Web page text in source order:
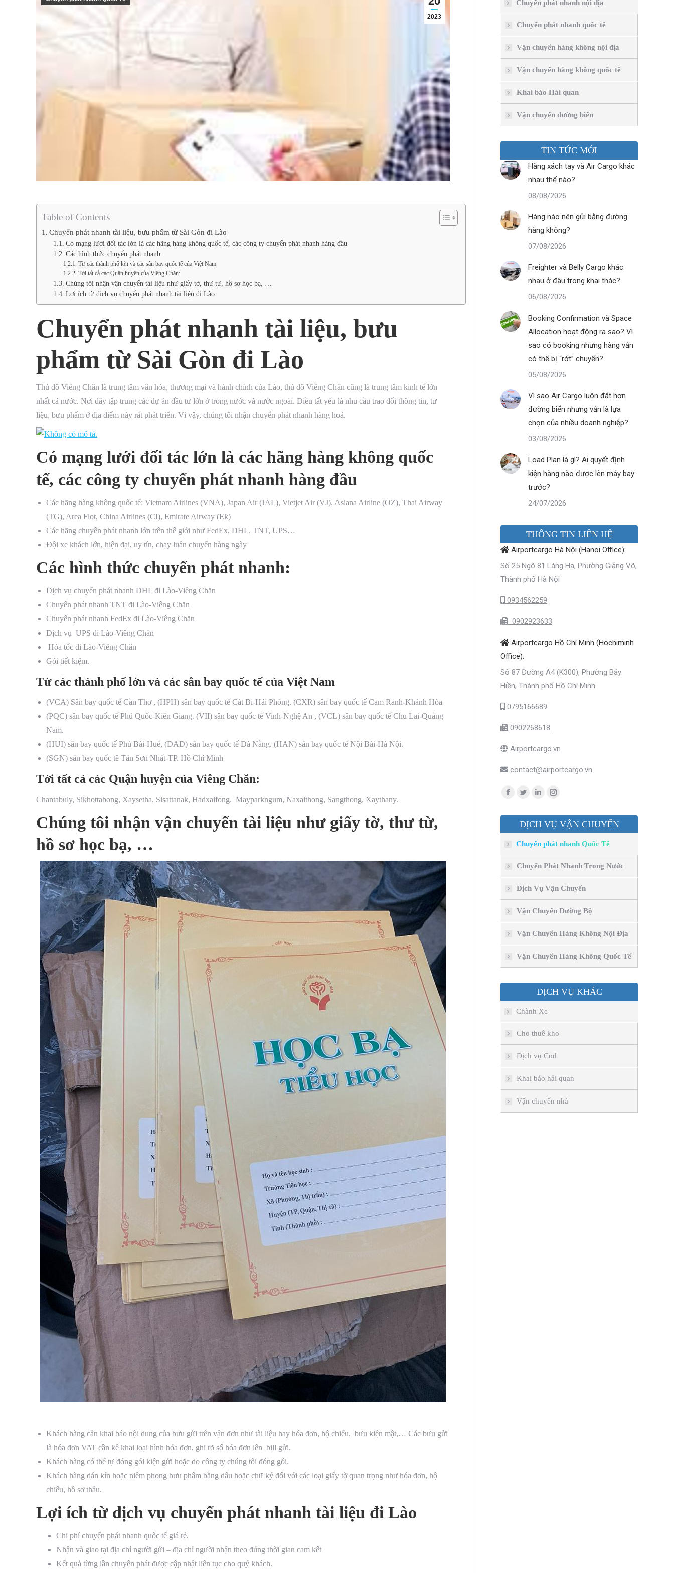
2023
Table of Contents
Chuyển phát nhanh tài liệu, bưu phẩm từ Sài Gòn đi Lào
Có mạng lưới đối tác lớn là các hãng hàng không quốc tế, các công ty chuyển phát nhanh hàng đầu
Các hình thức chuyển phát nhanh:
Từ các thành phố lớn và các sân bay quốc tế của Việt Nam
Tới tất cả các Quận huyện của Viêng Chăn:
Chúng tôi nhận vận chuyển tài liệu như giấy tờ, thư từ, hồ sơ học bạ, …
Lợi ích từ dịch vụ chuyển phát nhanh tài liệu đi Lào
Chuyển phát nhanh tài liệu, bưu
phẩm từ Sài Gòn đi Lào
Thủ đô Viêng Chăn là trung tâm văn hóa, thương mại và hành chính của Lào, thủ đô Viêng Chăn cũng là trung tâm kinh tế lớn
nhất cả nước. Nơi đây tập trung các dự án đầu tư lớn ở trong nước và nước ngoài. Điều tất yếu là nhu cầu trao đổi thông tin, tư
liệu, bưu phẩm ở địa điểm này rất phát triển. Vì vậy, chúng tôi nhận chuyển phát nhanh hàng hoá.
Có mạng lưới đối tác lớn là các hãng hàng không quốc
tế, các công ty chuyển phát nhanh hàng đầu
Các hãng hàng không quốc tế: Vietnam Airlines (VNA), Japan Air (JAL), Vietjet Air (VJ), Asiana Airline (OZ), Thai Airway
(TG), Area Flot, China Airlines (CI), Emirate Airway (Ek)
Các hãng chuyển phát nhanh lớn trên thế giới như FedEx, DHL, TNT, UPS…
Đội xe khách lớn, hiện đại, uy tín, chạy luân chuyển hàng ngày
Các hình thức chuyển phát nhanh:
Dịch vụ chuyển phát nhanh DHL đi Lào-Viêng Chăn
Chuyển phát nhanh TNT đi Lào-Viêng Chăn
Chuyển phát nhanh FedEx đi Lào-Viêng Chăn
Dịch vụ UPS đi Lào-Viêng Chăn
Hỏa tốc đi Lào-Viêng Chăn
Gói tiết kiệm.
Từ các thành phố lớn và các sân bay quốc tế của Việt Nam
(VCA) Sân bay quốc tế Cần Thơ , (HPH) sân bay quốc tế Cát Bi-Hải Phòng. (CXR) sân bay quốc tế Cam Ranh-Khánh Hòa
(PQC) sân bay quốc tế Phú Quốc-Kiên Giang. (VII) sân bay quốc tế Vinh-Nghệ An , (VCL) sân bay quốc tế Chu Lai-Quảng
Nam.
(HUI) sân bay quốc tế Phú Bài-Huế, (DAD) sân bay quốc tế Đà Nẵng. (HAN) sân bay quốc tế Nội Bài-Hà Nội.
(SGN) sân bay quốc tê Tân Sơn Nhất-TP. Hồ Chí Minh
Tới tất cả các Quận huyện của Viêng Chăn:
Chantabuly, Sikhottabong, Xaysetha, Sisattanak, Hadxaifong. Mayparkngum, Naxaithong, Sangthong, Xaythany.
Chúng tôi nhận vận chuyển tài liệu như giấy tờ, thư từ,
hồ sơ học bạ, …
Khách hàng cần khai báo nội dung của bưu gửi trên vận đơn như tài liệu hay hóa đơn, hộ chiếu, bưu kiện mật,… Các bưu gửi
là hóa đơn VAT cần kê khai loại hình hóa đơn, ghi rõ số hóa đơn lên bill gửi.
Khách hàng có thể tự đóng gói kiện gửi hoặc do công ty chúng tôi đóng gói.
Khách hàng dán kín hoặc niêm phong bưu phẩm bằng dấu hoặc chữ ký đối với các loại giấy tờ quan trọng như hóa đơn, hộ
chiếu, hồ sơ thầu.
Lợi ích từ dịch vụ chuyển phát nhanh tài liệu đi Lào
Chi phí chuyển phát nhanh quốc tế giá rẻ.
Nhận và giao tại địa chỉ người gửi – địa chỉ người nhận theo đúng thời gian cam kết
Kết quả từng lần chuyển phát được cập nhật liên tục cho quý khách.
Chuyển phát nhanh nội địa
Chuyển phát nhanh quốc tế
Vận chuyển hàng không nội địa
Vận chuyển hàng không quốc tế
Khai báo Hải quan
Vận chuyển đường biển
TIN TỨC MỚI
Hàng xách tay và Air Cargo khác
nhau thế nào?
08/08/2026
Hàng nào nên gửi bằng đường
hàng không?
07/08/2026
Freighter và Belly Cargo khác
nhau ở đâu trong khai thác?
06/08/2026
Booking Confirmation và Space
Allocation hoạt động ra sao? Vì
sao có booking nhưng hàng vẫn
có thể bị “rớt” chuyến?
05/08/2026
Vì sao Air Cargo luôn đắt hơn
đường biển nhưng vẫn là lựa
chọn của nhiều doanh nghiệp?
03/08/2026
Load Plan là gì? Ai quyết định
kiện hàng nào được lên máy bay
trước?
24/07/2026
THÔNG TIN LIÊN HỆ
Airportcargo Hà Nội (Hanoi Office):
Số 25 Ngõ 81 Láng Hạ, Phường Giảng Võ,
Thành phố Hà Nội
0934562259
0902923633
Airportcargo Hồ Chí Minh (Hochiminh
Office):
Số 87 Đường A4 (K300), Phường Bảy
Hiền, Thành phố Hồ Chí Minh
0795166689
0902268618
Airportcargo.vn
contact@airportcargo.vn
Find us on:
Facebook
opens
window
Twitter
opens
new
window
Linkedin
opens
new
window
Instagram
opens
window
DỊCH VỤ VẬN CHUYỂN
Chuyển phát nhanh Quốc Tế
Chuyển Phát Nhanh Trong Nước
Dịch Vụ Vận Chuyển
Vận Chuyển Đường Bộ
Vận Chuyển Hàng Không Nội Địa
Vận Chuyển Hàng Không Quốc Tế
DỊCH VỤ KHÁC
Chành Xe
Cho thuê kho
Dịch vụ Cod
Khai báo hải quan
Vận chuyển nhà